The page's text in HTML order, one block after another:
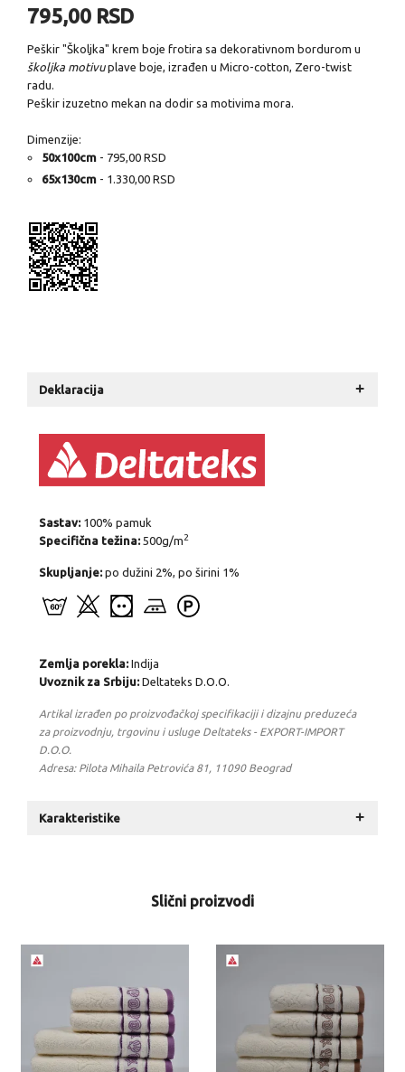
795,00 RSD
Peškir "Školjka" krem boje frotira sa dekorativnom bordurom u
školjka motivuplave boje, izrađen u Micro-cotton, Zero-twist
radu.
Peškir izuzetno mekan na dodir sa motivima mora.
Dimenzije:
50x100cm- 795,00 RSD
65x130cm- 1.330,00 RSD
Deklaracija +
Sastav:100% pamuk
Specifična težina:500g/m2
Skupljanje:po dužini 2%, po širini 1%
Zemlja porekla:Indija
Uvoznik za Srbiju:Deltateks D.O.O.
Artikal izrađen po proizvođačkoj specifikaciji i dizajnu preduzeća
za proizvodnju, trgovinu i usluge Deltateks - EXPORT-IMPORT
D.O.O.
Adresa: Pilota Mihaila Petrovića 81, 11090 Beograd
Karakteristike +
Slični proizvodi